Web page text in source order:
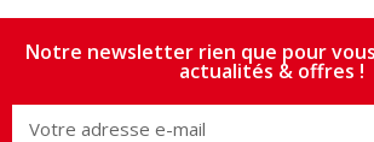
Notre newsletter rien que pour
actualités & offres !